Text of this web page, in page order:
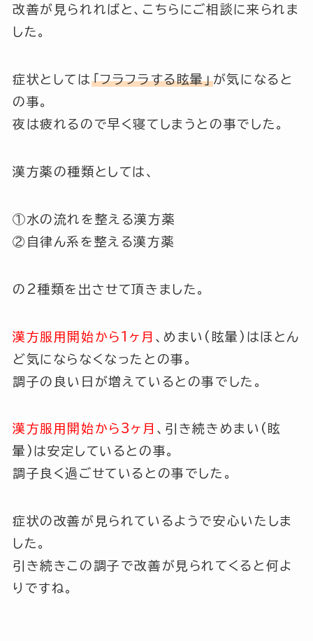
改善が見られればと、こちらにご相談に来られま
した。
症状としては 「フラフラする眩暈」が気になると
の事。
夜は疲れるので早く寝てしまうとの事でした。
漢方薬の種類としては、
①水の流れを整える漢方薬
②自律ん系を整える漢方薬
の2種類を出させて頂きました。
漢方服用開始から1ヶ月 、めまい(眩暈)はほとん
ど気にならなくなったとの事。
調子の良い日が増えているとの事でした。
漢方服用開始から3ヶ月 、引き続きめまい(眩
暈)は安定しているとの事。
調子良く過ごせているとの事でした。
症状の改善が見られているようで安心いたしま
した。
引き続きこの調子で改善が見られてくると何よ
りですね。